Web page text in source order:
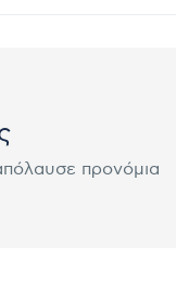
προνόμια